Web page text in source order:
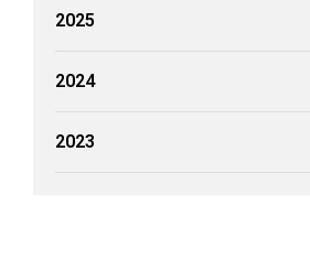
2025
2024
2023